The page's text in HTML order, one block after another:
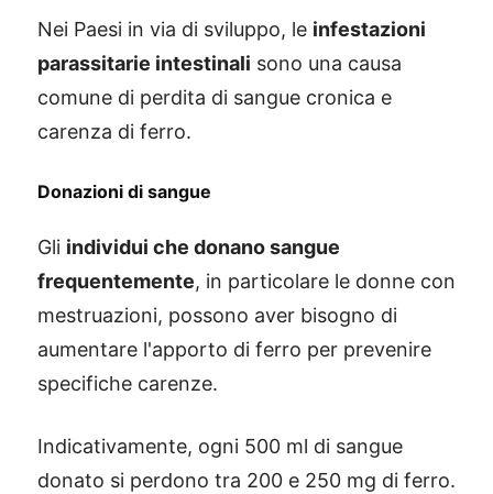
Nei Paesi in via di sviluppo, le infestazioni
parassitarie intestinali sono una causa
comune di perdita di sangue cronica e
carenza di ferro.
Donazioni di sangue
Gli individui che donano sangue
frequentemente, in particolare le donne con
mestruazioni, possono aver bisogno di
aumentare l'apporto di ferro per prevenire
specifiche carenze.
Indicativamente, ogni 500 ml di sangue
donato si perdono tra 200 e 250 mg di ferro.